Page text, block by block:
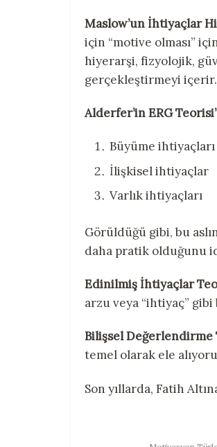
Maslow’un İhtiyaçlar
için “motive olması”
hiyerarşi, fizyolojik,
gerçekleştirmeyi içerir.
Alderfer’in ERG
Büyüme ihtiyaçları
İlişkisel ihtiyaçlar
Varlık ihtiyaçları
Görüldüğü gibi, bu
daha pratik olduğunu
Edinilmiş İhtiyaçlar
arzu veya “ihtiyaç”
Bilişsel Değerlendirme
temel olarak ele
Son yıllarda, Fatih